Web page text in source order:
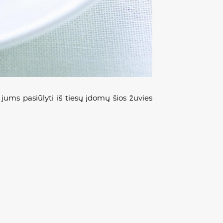
pasiūlyti iš tiesų įdomų šios žuvies